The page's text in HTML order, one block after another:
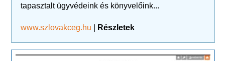
tapasztalt ügyvédeink és könyvelőink...
www.szlovakceg.hu Részletek